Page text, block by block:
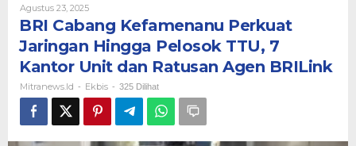
Jaringan
Pelosok
TTU,
7
Kantor
Unit
dan
Ratusan
Agustus 23, 2025Oleh
Mitranews.id
BRI Cabang Kefamenanu Perkuat
Jaringan Hingga Pelosok TTU, 7
Kantor Unit dan Ratusan Agen BRILink
Mitranews.id - Ekbis - 325 Dilihat